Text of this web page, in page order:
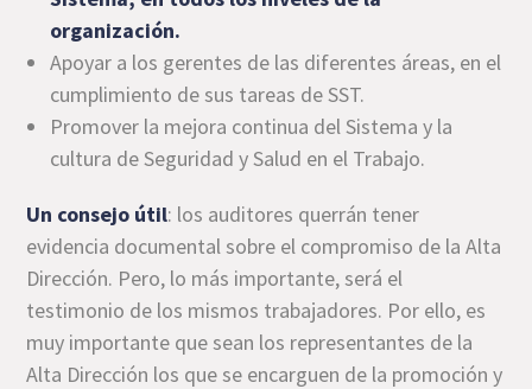
organización.
Apoyar a los gerentes de las diferentes áreas, en el
cumplimiento de sus tareas de SST.
Promover la mejora continua del Sistema y la
cultura de Seguridad y Salud en el Trabajo.
Un consejo útil: los auditores querrán tener
evidencia documental sobre el compromiso de la Alta
Dirección. Pero, lo más importante, será el
testimonio de los mismos trabajadores. Por ello, es
muy importante que sean los representantes de la
Alta Dirección los que se encarguen de la promoción y